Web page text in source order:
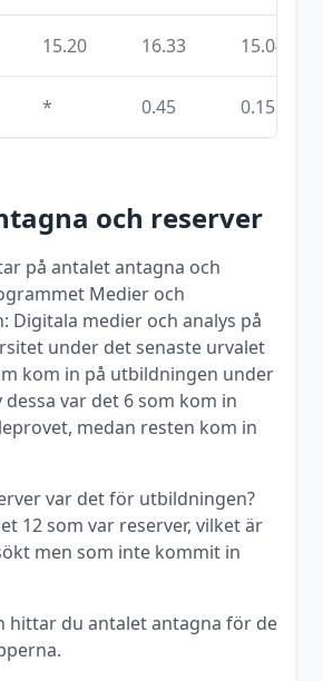
15.20 16.33 15.04
* 0.45 0.15
och reserver
på antalet antagna och
Medier och
Digitala medier och analys på
under det senaste urvalet
kom in på utbildningen under
dessa var det 6som kom in
medan resten kom in
var det för utbildningen?
12som var reserver, vilket är
men som inte kommit in
hittar du antalet antagna för de